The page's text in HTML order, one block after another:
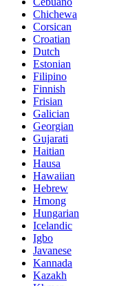
Chichewa
Corsican
Croatian
Dutch
Estonian
Filipino
Finnish
Frisian
Galician
Georgian
Gujarati
Haitian
Hausa
Hawaiian
Hebrew
Hmong
Hungarian
Icelandic
Igbo
Javanese
Kannada
Kazakh